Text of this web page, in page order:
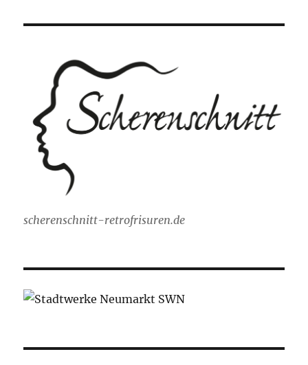
scherenschnitt-retrofrisuren.de